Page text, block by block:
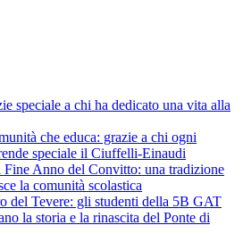
speciale a chi ha dedicato una vita alla
che educa: grazie a chi ogni
speciale il Ciuffelli-Einaudi
Fine Anno del Convitto: una tradizione
la comunità scolastica
del Tevere: gli studenti della 5B GAT
la storia e la rinascita del Ponte di